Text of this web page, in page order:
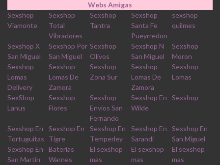
Webs Amigas
Sexshop
Viamonte
Sexshop
Total
Vibradores
Sexshop
Tantra
Sexshop
Santa Fe
Pueyrredon
sexshop
quilmes
Sexshop X
San Miguel
Sexshop Por
San Miguel
Sexshop
Olivos
Sexshop N
San Miguel
Sexshop
Moron
Sexshop
Lomas
Delivery
Sexshop
Lomas De
Zamora
Sexshop
Zona Sur
Sexshop
Lomas De
Zamora
Sexshop
Lomas
SexShop
Lanus
Sexshop
Flores
Sexshop
Envios San
Fernando
Sexshop En
Wilde
Sexshop
Sexshop En
Tortuguitas
Sexshop En
Tigre
Sexshop En
Temperley
Sexshop En
Sarandi
Sexshop En
San Miguel
Sexshop En
San Martin
Baterias
Warnes
El sexshop
mas
El sexshop
mas
El sexshop
mas